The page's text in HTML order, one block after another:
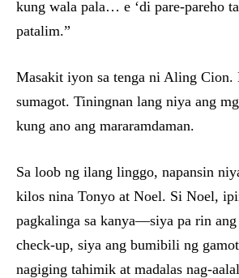
kung wala pala… e ‘di pare-pareho
patalim.”
Masakit iyon sa tenga ni Aling Cion.
sumagot. Tiningnan lang niya ang
kung ano ang mararamdaman.
Sa loob ng ilang linggo, napansin
kilos nina Tonyo at Noel. Si Noel,
pagkalinga sa kanya—siya pa rin ang
check-up, siya ang bumibili ng
nagiging tahimik at madalas nag-